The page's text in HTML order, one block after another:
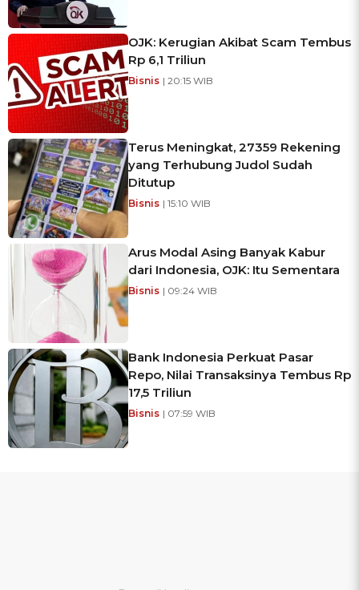
OJK: Kerugian Akibat Scam Tembus
Rp 6,1 Triliun
Bisnis | 20:15 WIB
Terus Meningkat, 27359 Rekening
yang Terhubung Judol Sudah
Ditutup
Bisnis | 15:10 WIB
Arus Modal Asing Banyak Kabur
dari Indonesia, OJK: Itu Sementara
Bisnis | 09:24 WIB
Bank Indonesia Perkuat Pasar
Repo, Nilai Transaksinya Tembus Rp
17,5 Triliun
Bisnis | 07:59 WIB